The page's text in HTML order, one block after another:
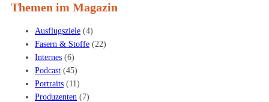
Themen im Magazin
Ausflugsziele (4)
Fasern & Stoffe (22)
Internes (6)
Podcast (45)
Portraits (11)
Produzenten (7)